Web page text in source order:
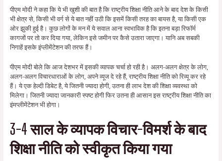
पीएम मोदी ने कहा कि ये भी खुशी की बात है कि राष्ट्रीय शिक्षा नीति आने के बाद देश के किसी
भी क्षेत्र से, किसी भी वर्ग से ये बात नहीं उठी कि इसमें किसी तरह का बायस है, या किसी एक
ओर झुकी हुई है। कुछ लोगों के मन में ये सवाल आना स्वभाविक है कि इतना बड़ा रिफॉर्म
कागजों पर तो कर दिया गया, लेकिन इसे जमीन पर कैसे उतारा जाएगा। यानि अब सबकी
निगाहें इसके इंप्लीमेंटेशन की तरफ हैं।
पीएम मोदी बोले कि आज देशभर में इसकी व्यापक चर्चा हो रही है। अलग-अलग क्षेत्र के लोग,
अलग-अलग विचारधाराओं के लोग, अपने व्यूज दे रहे हैं, राष्ट्रीय शिक्षा नीति को रिव्यू कर रहे
हैं। ये एक हेल्दी डिबेट है, ये जितनी ज्यादा होगी, उतना ही लाभ देश की शिक्षा व्यवस्था को
मिलेगा। जितनी ज्यादा जानकारी स्पष्ट होगी फिर उतना ही आसान इस राष्ट्रीय शिक्षा नीति का
इंमप्लीमेंटेशन भी होगा।
3-4 साल के व्यापक विचार-विमर्श के बाद
शिक्षा नीति को स्वीकृत किया गया